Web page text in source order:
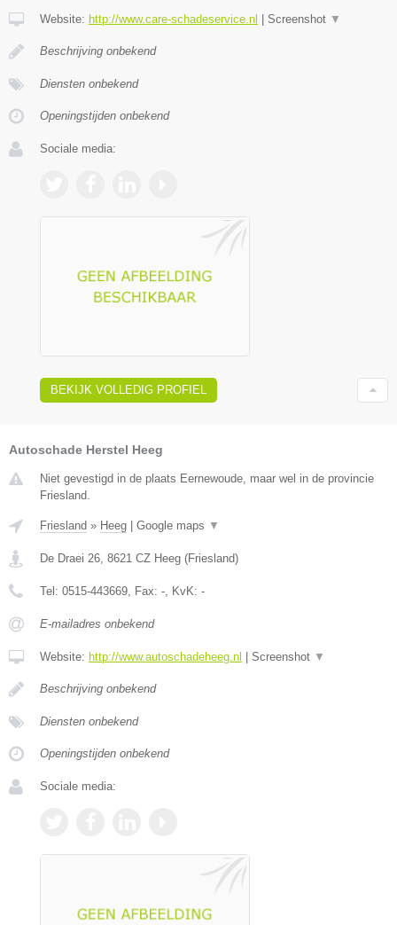
Website: http://www.care-schadeservice.nl | Screenshot ▼
Beschrijving onbekend
Diensten onbekend
Openingstijden onbekend
Sociale media:
BEKIJK VOLLEDIG PROFIEL
Autoschade Herstel Heeg
Niet gevestigd in de plaats Eernewoude, maar wel in de provincie
Friesland.
Friesland » Heeg Google maps ▼
De Draei 26, 8621 CZ Heeg (Friesland)
Tel: 0515-443669, Fax: -, KvK: -
E-mailadres onbekend
Website: http://www.autoschadeheeg.nl Screenshot ▼
Beschrijving onbekend
Diensten onbekend
Openingstijden onbekend
Sociale media: